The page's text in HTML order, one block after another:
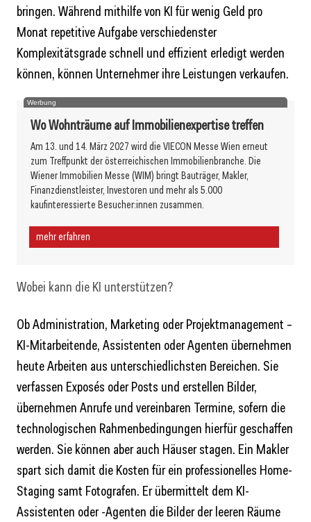
bringen. Während mithilfe von KI für wenig Geld pro
Monat repetitive Aufgabe verschiedenster
Komplexitätsgrade schnell und effizient erledigt werden
können, können Unternehmer ihre Leistungen verkaufen.
Werbung
Wo Wohnträume auf Immobilienexpertise treffen
Am 13. und 14. März 2027 wird die VIECON Messe Wien erneut
zum Treffpunkt der österreichischen Immobilienbranche. Die
Wiener Immobilien Messe (WIM) bringt Bauträger, Makler,
Finanzdienstleister, Investoren und mehr als 5.000
kaufinteressierte Besucher:innen zusammen.
mehr erfahren
Wobei kann die KI unterstützen?
Ob Administration, Marketing oder Projektmanagement –
KI-Mitarbeitende, Assistenten oder Agenten übernehmen
heute Arbeiten aus unterschiedlichsten Bereichen. Sie
verfassen Exposés oder Posts und erstellen Bilder,
übernehmen Anrufe und vereinbaren Termine, sofern die
technologischen Rahmenbedingungen hierfür geschaffen
werden. Sie können aber auch Häuser stagen. Ein Makler
spart sich damit die Kosten für ein professionelles Home-
Staging samt Fotografen. Er übermittelt dem KI-
Assistenten oder -Agenten die Bilder der leeren Räume